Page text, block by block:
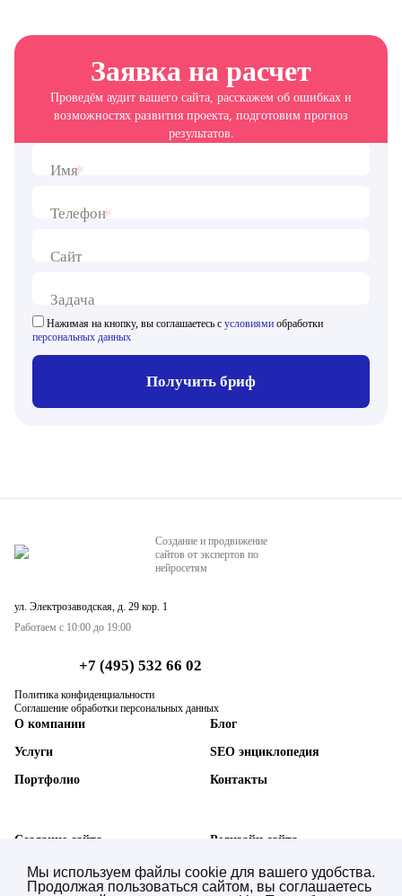
Заявка на расчет
Проведём аудит вашего сайта, расскажем об ошибках и
возможностях развития проекта, подготовим прогноз
результатов.
Имя*
Телефон*
Сайт
Задача
Нажимая на кнопку, вы соглашаетесь с условиями обработки
персональных данных
Получить бриф
Создание и продвижение
сайтов от экспертов по
нейросетям
ул. Электрозаводская, д. 29 кор. 1
Работаем с 10:00 до 19:00
+7 (495) 532 66 02
Политика конфиденциальности
Соглашение обработки персональных данных
О компании
Услуги
Портфолио
Блог
SEO энциклопедия
Контакты
Создание сайта
SEO-продвижение сайта
Редизайн сайта
Техническая поддержка
Мы используем файлы cookie для вашего удобства.
Продолжая пользоваться сайтом, вы соглашаетесь